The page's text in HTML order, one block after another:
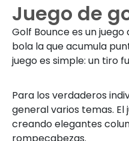
Juego de
Golf Bounce es un
bola la que acumula
juego es simple: un tiro
Para los verdaderos
general varios temas.
creando elegantes